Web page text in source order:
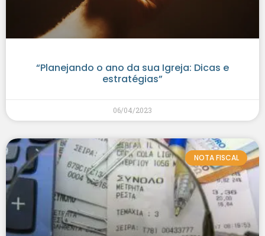
“Planejando o ano da sua Igreja: Dicas e
estratégias”
06/04/2023
NOTA FISCAL